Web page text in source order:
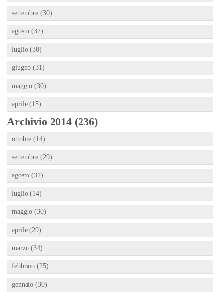
settembre (30)
agosto (32)
luglio (30)
giugno (31)
maggio (30)
aprile (15)
Archivio 2014 (236)
ottobre (14)
settembre (29)
agosto (31)
luglio (14)
maggio (30)
aprile (29)
marzo (34)
febbraio (25)
gennaio (30)